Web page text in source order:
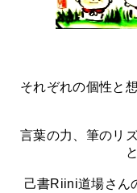
それぞれの個性と
言葉の力、筆のリ
己書Riini道場さ